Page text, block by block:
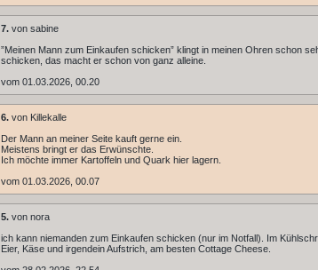
7. von sabine
”Meinen Mann zum Einkaufen schicken” klingt in meinen Ohren schon
schicken, das macht er schon von ganz alleine.
vom 01.03.2026, 00.20
6. von Killekalle
Der Mann an meiner Seite kauft gerne ein.
Meistens bringt er das Erwünschte.
Ich möchte immer Kartoffeln und Quark hier lagern.
vom 01.03.2026, 00.07
5. von nora
ich kann niemanden zum Einkaufen schicken (nur im Notfall). Im
Eier, Käse und irgendein Aufstrich, am besten Cottage Cheese.